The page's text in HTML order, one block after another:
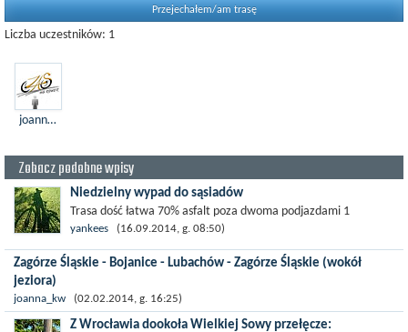
Przejechałem/am trasę
Liczba uczestników: 1
joanna_kw
Zobacz podobne wpisy
Niedzielny wypad do sąsiadów
Trasa dość łatwa 70% asfalt poza dwoma podjazdami 1
Janovicky 2 Sierpnica - Rzeczka Dużo fajnych miejsc do
zawieszenia oka zwłaszcza Broumov...
yankees (16.09.2014, g. 08:50)
Zagórze Śląskie - Bojanice - Lubachów - Zagórze Śląskie (wokół
jeziora)
Płaskie odcinki szosowe, krótkie strome podjazdy leśne, zjazdy, podjazdy
szosowe. Warto się zatrzymać przy zaporze/tamie na Jeziorze Zagórze...
joanna_kw (02.02.2014, g. 16:25)
Z Wrocławia dookoła Wielkiej Sowy przełęcze: